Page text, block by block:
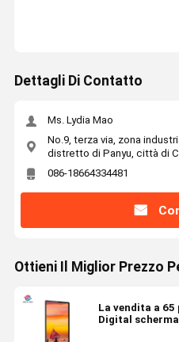
Dettagli Di Contatto
Ms. Lydia Mao
No.9, terza via, zona
distretto di Panyu, città di
086-18664334481
Ottieni Il Miglior Prezzo
La vendita a 65
Digital